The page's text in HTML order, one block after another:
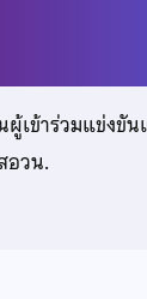
เข้าร่วมแข่งขั
อวน.